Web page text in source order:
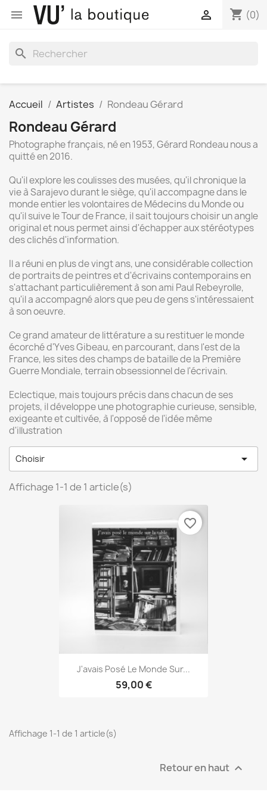
 shopping_cart (0)

search
Accueil Artistes Rondeau Gérard
Rondeau Gérard
Photographe français, né en 1953, Gérard Rondeau nous a
quitté en 2016.
Qu'il explore les coulisses des musées, qu'il chronique la
vie à Sarajevo durant le siège, qu'il accompagne dans le
monde entier les volontaires de Médecins du Monde ou
qu'il suive le Tour de France, il sait toujours choisir un angle
original et nous permet ainsi d'échapper aux stéréotypes
des clichés d'information.
Il a réuni en plus de vingt ans, une considérable collection
de portraits de peintres et d'écrivains contemporains en
s'attachant particulièrement à son ami Paul Rebeyrolle,
qu'il a accompagné alors que peu de gens s'intéressaient
à son oeuvre.
Ce grand amateur de littérature a su restituer le monde
écorché d'Yves Gibeau, en parcourant, dans l'est de la
France, les sites des champs de bataille de la Première
Guerre Mondiale, terrain obsessionnel de l'écrivain.
Eclectique, mais toujours précis dans chacun de ses
projets, il développe une photographie curieuse, sensible,
exigeante et cultivée, à l'opposé de l'idée même
d'illustration
Choisir 
Affichage 1-1 de 1 article(s)
J'avais Posé Le Monde Sur...
59,00 €
favorite_border
Affichage 1-1 de 1 article(s)
Retour en haut 